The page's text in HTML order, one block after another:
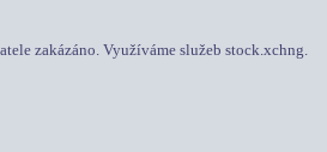
zakázáno. Využíváme služeb stock.xchng.